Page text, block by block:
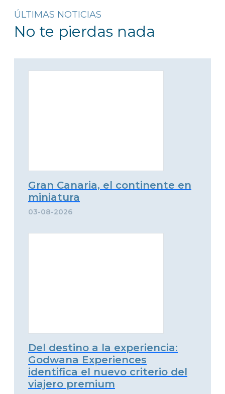
ÚLTIMAS NOTICIAS
No te pierdas nada
Gran Canaria, el continente en
miniatura
03-08-2026
Del destino a la experiencia:
Godwana Experiences
identifica el nuevo criterio del
viajero premium